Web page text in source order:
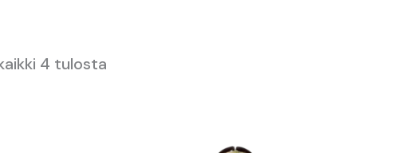
4 tulosta